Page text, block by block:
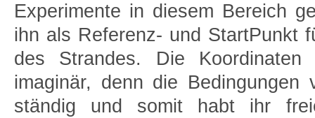
Experimente in diesem Bereich
ihn als Referenz- und StartPunkt
des Strandes. Die
imaginär, denn die Bedingungen
ständig und somit habt ihr